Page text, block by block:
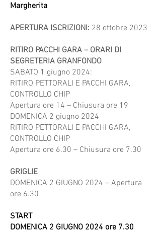
Margherita
APERTURA ISCRIZIONI: 28 ottobre 2023
RITIRO PACCHI GARA – ORARI DI
SEGRETERIA GRANFONDO
SABATO 1 giugno 2024:
RITIRO PETTORALI E PACCHI GARA,
CONTROLLO CHIP
Apertura ore 14 – Chiusura ore 19
DOMENICA 2 giugno 2024
RITIRO PETTORALI E PACCHI GARA,
CONTROLLO CHIP
Apertura ore 6.30 – Chiusura ore 7.30
GRIGLIE
DOMENICA 2 GIUGNO 2024 – Apertura
ore 6.30
START
DOMENICA 2 GIUGNO 2024 ore 7.30